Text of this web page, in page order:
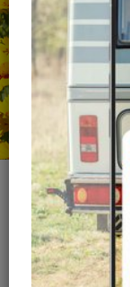
Kategorie
Alle Kategorien
Arbeit /
Sprache